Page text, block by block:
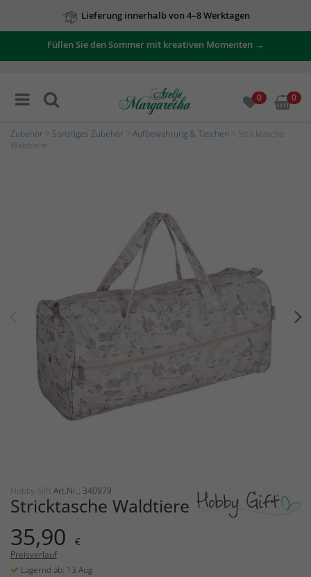
Lieferung innerhalb von 4–8 Werktagen
Zu unseren Angeboten
Füllen Sie den Sommer mit kreativen Momenten →
0 0
Zubehör Sonstiges Zubehör Aufbewahrung & Taschen > Stricktasche
Waldtiere
Hobby Gift Art.Nr.: 340979
Stricktasche Waldtiere
35,90 €
Preisverlauf
Lagernd ab: 13 Aug